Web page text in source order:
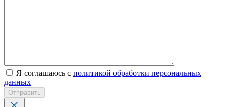
Я соглашаюсь с политикой обработки персональных
данных
Отправить